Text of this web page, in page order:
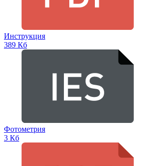
Инструкция
389 Кб
Фотометрия
3 Кб